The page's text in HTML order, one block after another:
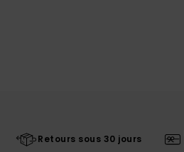
Retours sous 30 jours